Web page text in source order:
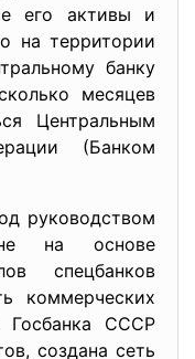
его активы и
на территории
банку
месяцев
Центральным
(Банком
руководством
на основе
спецбанков
коммерческих
Госбанка СССР
создана сеть